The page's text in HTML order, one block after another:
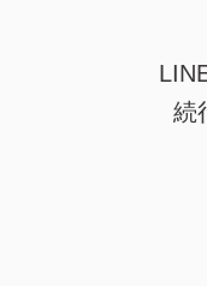
続